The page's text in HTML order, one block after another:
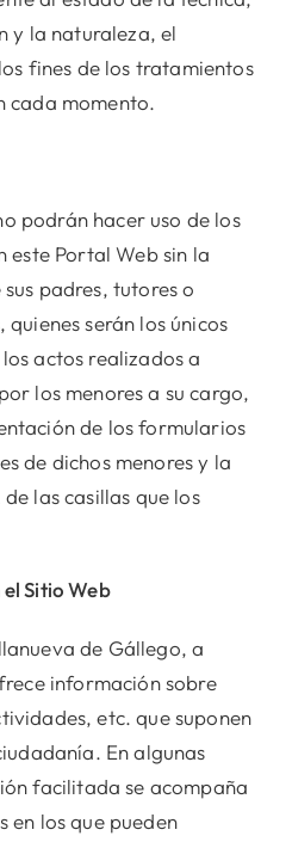
y la naturaleza, el
fines de los tratamientos
cada momento.
podrán hacer uso de los
este Portal Web sin la
padres, tutores o
serán los únicos
actos realizados a
los menores a su cargo,
de los formularios
de dichos menores y la
las casillas que los
Sitio Web
de Gállego, a
información sobre
etc. que suponen
En algunas
facilitada se acompaña
los que pueden